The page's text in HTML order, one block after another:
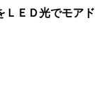
ＥＤ光でモアド